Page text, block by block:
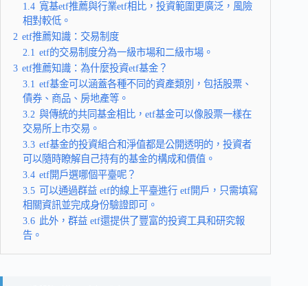
1.4 寬基etf推薦與行業etf相比，投資範圍更廣泛，風險
相對較低。
2 etf推薦知識：交易制度
2.1 etf的交易制度分為一級市場和二級市場。
3 etf推薦知識：為什麼投資etf基金？
3.1 etf基金可以涵蓋各種不同的資產類別，包括股票、
債券、商品、房地產等。
3.2 與傳統的共同基金相比，etf基金可以像股票一樣在
交易所上市交易。
3.3 etf基金的投資組合和淨值都是公開透明的，投資者
可以隨時瞭解自己持有的基金的構成和價值。
3.4 etf開戶選哪個平臺呢？
3.5 可以通過群益 etf的線上平臺進行 etf開戶，只需填寫
相關資訊並完成身份驗證即可。
3.6 此外，群益 etf還提供了豐富的投資工具和研究報
告。